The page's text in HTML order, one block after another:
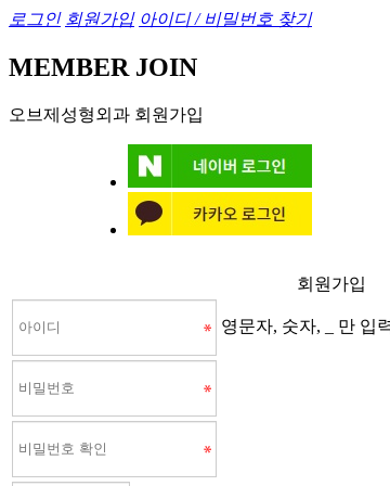
로그인 회원가입 아이디 / 비밀번호 찾기
MEMBER JOIN
오브제성형외과 회원가입
회원가입
영문자, 숫자, _ 만 입